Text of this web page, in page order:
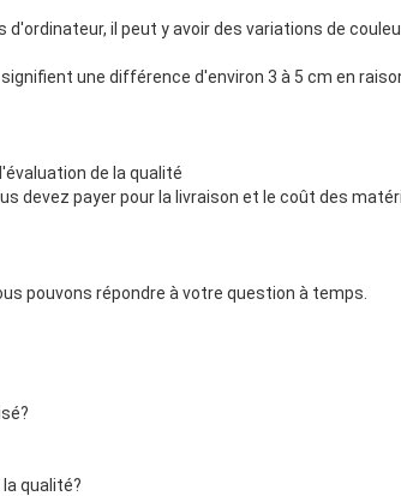
il peut y avoir des variations de
une différence d'environ 3 à 5 cm en
de la qualité
devez payer pour la livraison et le coût des
pouvons répondre à votre question à temps.
qualité?